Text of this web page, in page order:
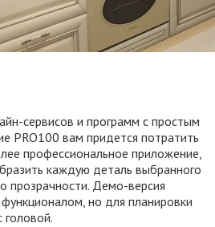
сервисов и программ с простым
PRO100 вам придется потратить
профессиональное приложение,
каждую деталь выбранного
прозрачности. Демо-версия
но для планировки
головой.